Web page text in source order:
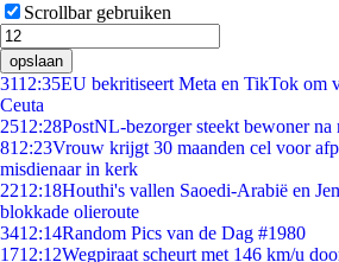
Scrollbar gebruiken
opslaan
3112:35EU bekritiseert Meta en TikTok om
Ceuta
2512:28PostNL-bezorger steekt bewoner na
812:23Vrouw krijgt 30 maanden cel voor
misdienaar in kerk
2212:18Houthi's vallen Saoedi-Arabië en
blokkade olieroute
3412:14Random Pics van de Dag #1980
1712:12Wegpiraat scheurt met 146 km/u